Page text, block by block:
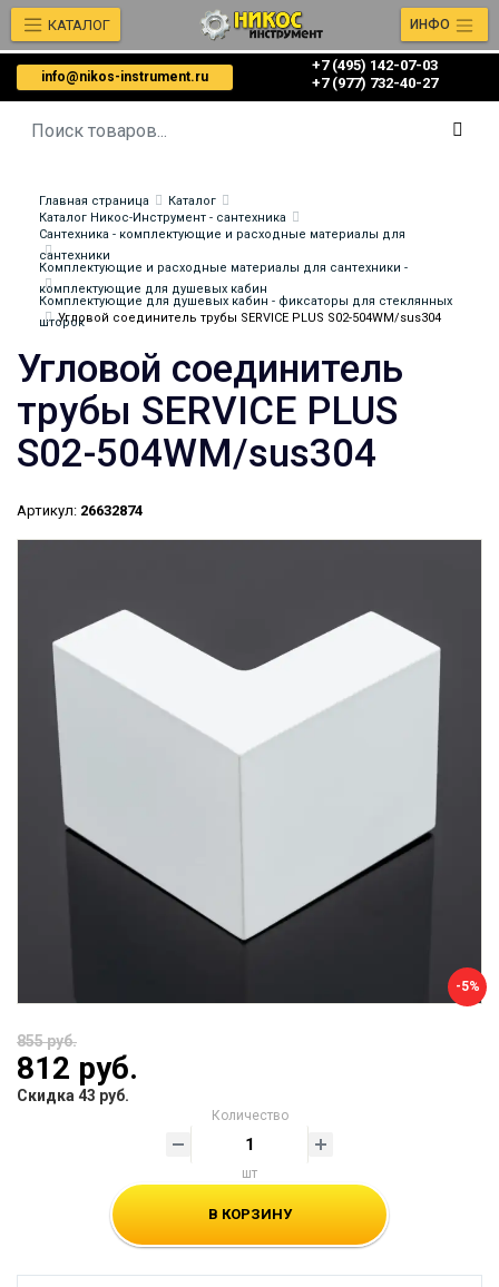
info@nikos-instrument.ru
+7 (495) 142-07-03
‎‎+7 (977) 732-40-27
КАТАЛОГ ИНФО
Главная страница
Каталог
Каталог Никос-Инструмент - сантехника
Сантехника - комплектующие и расходные материалы для
сантехники
Комплектующие и расходные материалы для сантехники -
комплектующие для душевых кабин
Комплектующие для душевых кабин - фиксаторы для стеклянных
шторок
Угловой соединитель трубы SERVICE PLUS S02-504WM/sus304
Угловой соединитель
трубы SERVICE PLUS
S02-504WM/sus304
Артикул: 26632874
-5%
855 руб.
812 руб.
Скидка 43 руб.
Количество
шт
В КОРЗИНУ